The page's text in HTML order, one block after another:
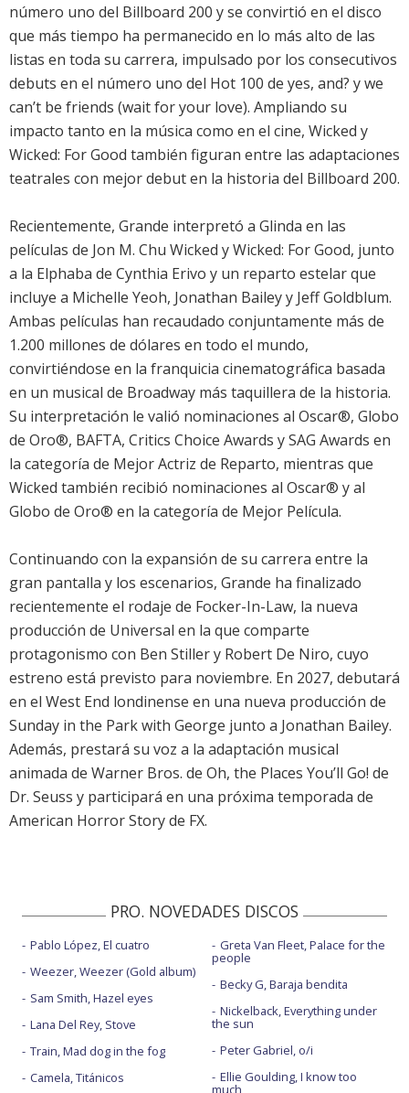
número uno del Billboard 200 y se convirtió en el disco
que más tiempo ha permanecido en lo más alto de las
listas en toda su carrera, impulsado por los consecutivos
debuts en el número uno del Hot 100 de yes, and? y we
can’t be friends (wait for your love). Ampliando su
impacto tanto en la música como en el cine, Wicked y
Wicked: For Good también figuran entre las adaptaciones
teatrales con mejor debut en la historia del Billboard 200.
Recientemente, Grande interpretó a Glinda en las
películas de Jon M. Chu Wicked y Wicked: For Good, junto
a la Elphaba de Cynthia Erivo y un reparto estelar que
incluye a Michelle Yeoh, Jonathan Bailey y Jeff Goldblum.
Ambas películas han recaudado conjuntamente más de
1.200 millones de dólares en todo el mundo,
convirtiéndose en la franquicia cinematográfica basada
en un musical de Broadway más taquillera de la historia.
Su interpretación le valió nominaciones al Oscar®, Globo
de Oro®, BAFTA, Critics Choice Awards y SAG Awards en
la categoría de Mejor Actriz de Reparto, mientras que
Wicked también recibió nominaciones al Oscar® y al
Globo de Oro® en la categoría de Mejor Película.
Continuando con la expansión de su carrera entre la
gran pantalla y los escenarios, Grande ha finalizado
recientemente el rodaje de Focker-In-Law, la nueva
producción de Universal en la que comparte
protagonismo con Ben Stiller y Robert De Niro, cuyo
estreno está previsto para noviembre. En 2027, debutará
en el West End londinense en una nueva producción de
Sunday in the Park with George junto a Jonathan Bailey.
Además, prestará su voz a la adaptación musical
animada de Warner Bros. de Oh, the Places You’ll Go! de
Dr. Seuss y participará en una próxima temporada de
American Horror Story de FX.
PRO. NOVEDADES DISCOS
Pablo López, El cuatro
Weezer, Weezer (Gold album)
Sam Smith, Hazel eyes
Lana Del Rey, Stove
Train, Mad dog in the fog
Camela, Titánicos
Greta Van Fleet, Palace for the
people
Becky G, Baraja bendita
Nickelback, Everything under
the sun
Peter Gabriel, o/i
Ellie Goulding, I know too
much